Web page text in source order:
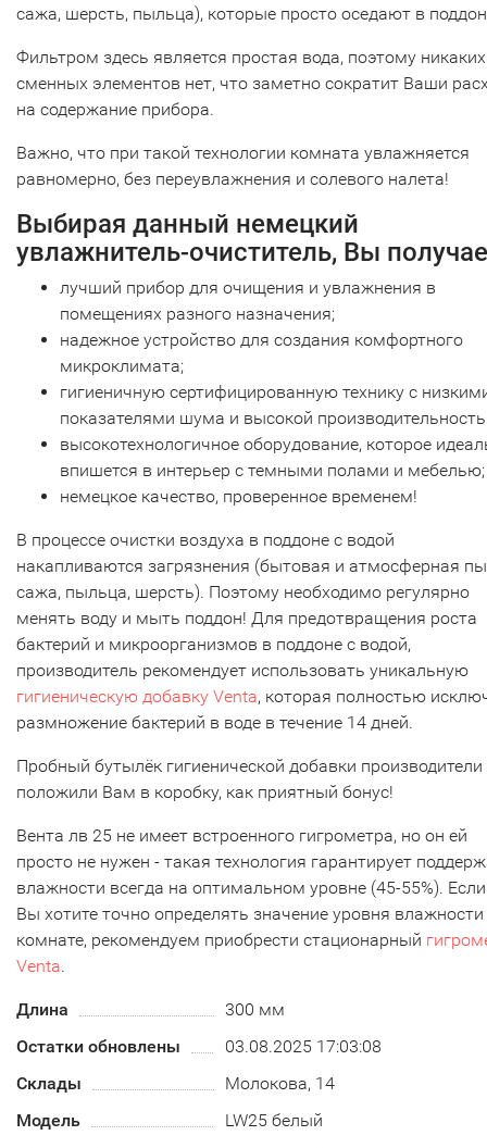
сажа, шерсть, пыльца), которые просто оседают в
Фильтром здесь является простая вода, поэтому никаких
сменных элементов нет, что заметно сократит Ваши
на содержание прибора.
Важно, что при такой технологии комната увлажняется
равномерно, без переувлажнения и солевого налета!
Выбирая данный немецкий
увлажнитель-очиститель, Вы
лучший прибор для очищения и увлажнения в
помещениях разного назначения;
надежное устройство для создания комфортного
микроклимата;
гигиеничную сертифицированную технику с
показателями шума и высокой
высокотехнологичное оборудование, которое
впишется в интерьер с темными полами и мебелью;
немецкое качество, проверенное временем!
В процессе очистки воздуха в поддоне с водой
накапливаются загрязнения (бытовая и атмосферная
сажа, пыльца, шерсть). Поэтому необходимо регулярно
менять воду и мыть поддон! Для предотвращения роста
бактерий и микроорганизмов в поддоне с водой,
производитель рекомендует использовать уникальную
гигиеническую добавку Venta, которая полностью
размножение бактерий в воде в течение 14 дней.
Пробный бутылёк гигиенической добавки производители
положили Вам в коробку, как приятный бонус!
Вента лв 25 не имеет встроенного гигрометра, но он ей
просто не нужен - такая технология гарантирует
влажности всегда на оптимальном уровне (45-55%).
Вы хотите точно определять значение уровня влажности
комнате, рекомендуем приобрести стационарный
Venta.
Длина
300 мм
Остатки обновлены
03.08.2025 17:03:08
Склады
Молокова, 14
Модель
LW25 белый